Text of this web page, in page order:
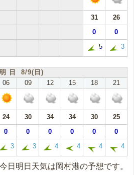
31
26
0 0
5 3
明 日 8/9(日)
06 09 12 15 18 21
24 30 34 34 30
25
0 0 0 0 0 0
3 3 4 4 4 4
今日明日天気は岡村港の予想です。